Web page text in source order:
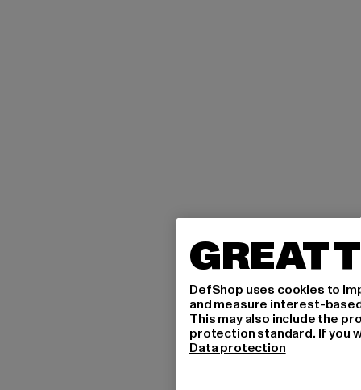
GREAT
DefShop uses cookies to
and measure interest-
This may also include the
protection standard. If you
Data protection